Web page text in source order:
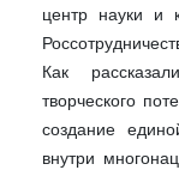
центр науки и
Как
творческого
создание
внутри